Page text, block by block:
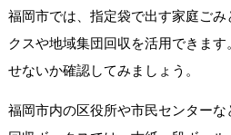
福岡市では、指定袋で出す家庭ご
クスや地域集団回収を活用できま
せないか確認してみましょう。
福岡市内の区役所や市民センター